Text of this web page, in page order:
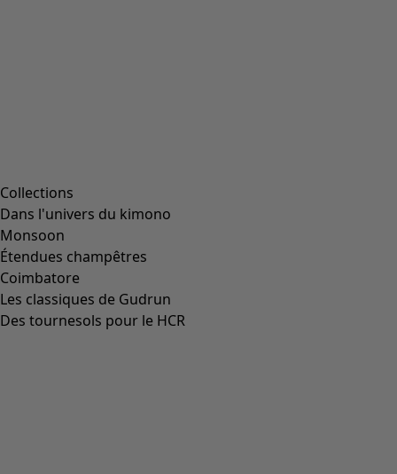
Collections
Dans l'univers du kimono
Monsoon
Étendues champêtres
Coimbatore
Les classiques de Gudrun
Des tournesols pour le HCR